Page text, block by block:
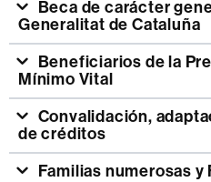
Generalitat de Cataluña
Mínimo Vital
de créditos
Familias numerosas